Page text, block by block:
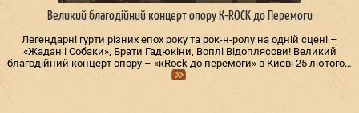
Великий благодійний концерт опору К-ROCK до Перемоги
Легендарні гурти різних епох року та рок-н-ролу на одній сцені –
«Жадан і Собаки», Брати Гадюкіни, Воплі Відоплясови! Великий
благодійний концерт опору – «кRock до перемоги» в Києві 25 лютого…